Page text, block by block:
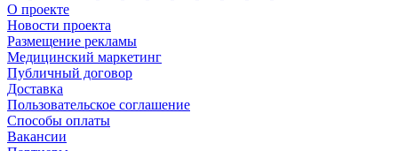
О проекте
Новости проекта
Размещение рекламы
Медицинский маркетинг
Публичный договор
Доставка
Пользовательское соглашение
Способы оплаты
Вакансии